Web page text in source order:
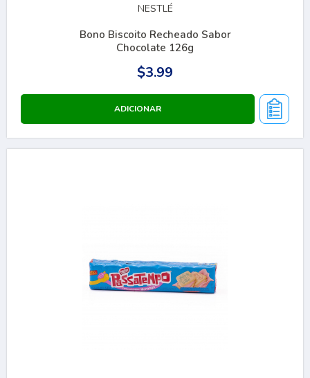
NESTLÉ
Bono Biscoito Recheado Sabor
Chocolate 126g
$3.99